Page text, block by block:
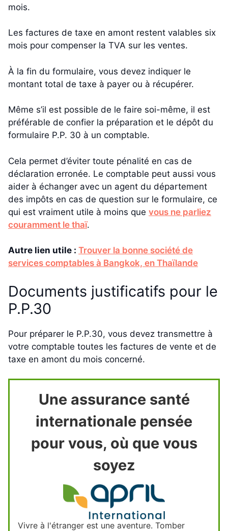
mois.
Les factures de taxe en amont restent valables six
mois pour compenser la TVA sur les ventes.
À la fin du formulaire, vous devez indiquer le
montant total de taxe à payer ou à récupérer.
Même s’il est possible de le faire soi-même, il est
préférable de confier la préparation et le dépôt du
formulaire P.P. 30 à un comptable.
Cela permet d’éviter toute pénalité en cas de
déclaration erronée. Le comptable peut aussi vous
aider à échanger avec un agent du département
des impôts en cas de question sur le formulaire, ce
qui est vraiment utile à moins que vous ne parliez
couramment le thaï.
Autre lien utile : Trouver la bonne société de
services comptables à Bangkok, en Thaïlande
Documents justificatifs pour le
P.P.30
Pour préparer le P.P.30, vous devez transmettre à
votre comptable toutes les factures de vente et de
taxe en amont du mois concerné.
Une assurance santé
internationale pensée
pour vous, où que vous
soyez
Vivre à l'étranger est une aventure. Tomber